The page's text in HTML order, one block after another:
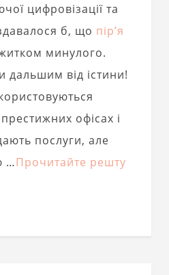
цифровізації та
б, що пір’я
минулого.
від істини!
офісах і
послуги, але
…Прочитайте решту